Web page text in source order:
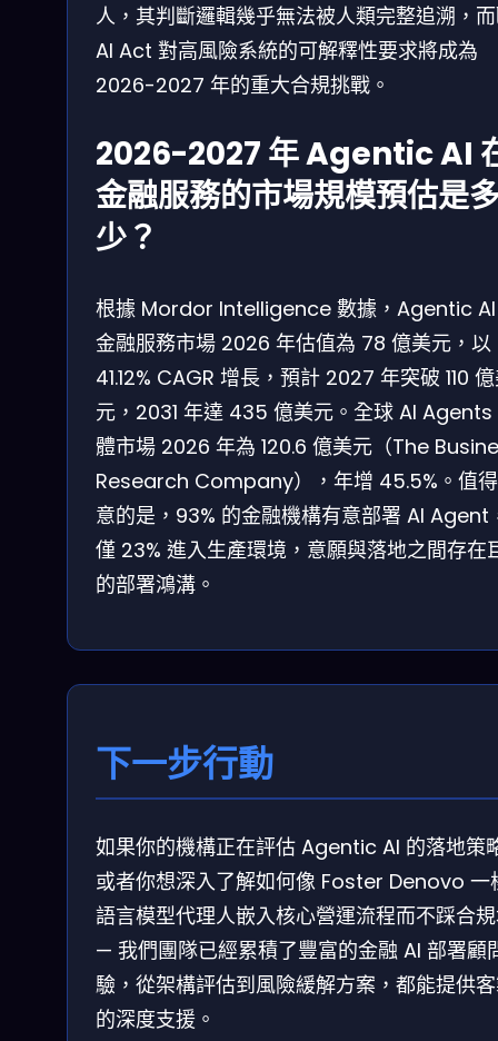
人，其判斷邏輯幾乎無法被人類完整追溯，
AI Act 對高風險系統的可解釋性要求將成為
2026-2027 年的重大合規挑戰。
2026-2027 年 Agentic AI
金融服務的市場規模預估是
少？
根據 Mordor Intelligence 數據，Agentic
金融服務市場 2026 年估值為 78 億美元，以
41.12% CAGR 增長，預計 2027 年突破 110
元，2031 年達 435 億美元。全球 AI Agents
體市場 2026 年為 120.6 億美元（The
Research Company），年增 45.5%。值
意的是，93% 的金融機構有意部署 AI Agent
僅 23% 進入生產環境，意願與落地之間存在
的部署鴻溝。
下一步行動
如果你的機構正在評估 Agentic AI 的落地策
或者你想深入了解如何像 Foster Denovo 一
語言模型代理人嵌入核心營運流程而不踩合
— 我們團隊已經累積了豐富的金融 AI 部署顧
驗，從架構評估到風險緩解方案，都能提供
的深度支援。